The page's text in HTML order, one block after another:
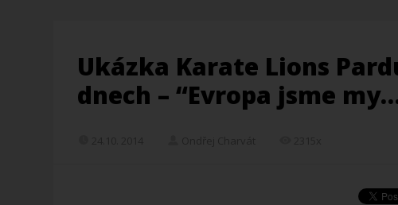
Ukázka Karate Lions
dnech – “Evropa jsme